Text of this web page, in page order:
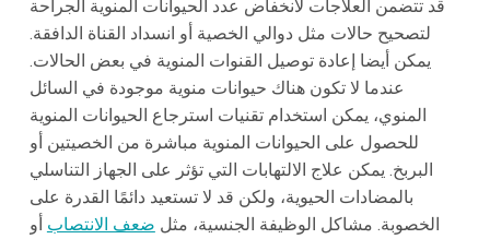
قد تتضمن العلاجات لانخفاض عدد الحيوانات المنوية الجراحة
لتصحيح حالات مثل دوالي الخصية أو انسداد القناة الدافقة.
يمكن أيضا إعادة توصيل القنوات المنوية في بعض الحالات.
عندما لا تكون هناك حيوانات منوية موجودة في السائل
المنوي، يمكن استخدام تقنيات استرجاع الحيوانات المنوية
للحصول على الحيوانات المنوية مباشرة من الخصيتين أو
البربخ. يمكن علاج الالتهابات التي تؤثر على الجهاز التناسلي
بالمضادات الحيوية، ولكن قد لا تستعيد دائمًا القدرة على
الخصوبة. مشاكل الوظيفة الجنسية، مثل ضعف الانتصاب أو